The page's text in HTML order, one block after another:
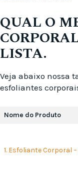
QUAL O
LISTA.
Veja abaixo nossa
esfoliantes
Nome do Produto
1. Esfoliante Corporal –